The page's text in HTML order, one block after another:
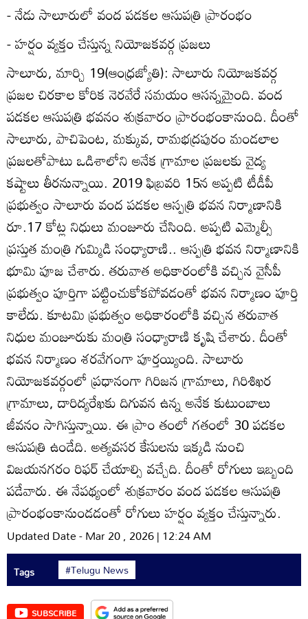
- నేడు సాలూరులో వంద పడకల ఆసుపత్రి ప్రారంభం
- హర్షం వ్యక్తం చేస్తున్న నియోజకవర్గ ప్రజలు
సాలూరు, మార్చి 19(ఆంధ్రజ్యోతి): సాలూరు నియోజకవర్గ
ప్రజల చిరకాల కోరిక నెరవేరే సమయం ఆసన్నమైంది. వంద
పడకల ఆసుపత్రి భవనం శుక్రవారం ప్రారంభంకానుంది. దీంతో
సాలూరు, పాచిపెంట, మక్కువ, రామభద్రపురం మండలాల
ప్రజలతోపాటు ఒడిశాలోని అనేక గ్రామాల ప్రజలకు వైద్య
కష్టాలు తీరనున్నాయి. 2019 ఫిబ్రవరి 15న అప్పటి టీడీపీ
ప్రభుత్వం సాలూరు వంద పడకల ఆస్పత్రి భవన నిర్మాణానికి
రూ.17 కోట్ల నిధులు మంజూరు చేసింది. అప్పటి ఎమ్మెల్సీ
ప్రస్తుత మంత్రి గుమ్మిడి సంధ్యారాణి.. ఆస్పత్రి భవన నిర్మాణానికి
భూమి పూజ చేశారు. తరువాత అధికారంలోకి వచ్చిన వైసీపీ
ప్రభుత్వం పూర్తిగా పట్టించుకోకపోవడంతో భవన నిర్మాణం పూర్తి
కాలేదు. కూటమి ప్రభుత్వం అధికారంలోకి వచ్చిన తరువాత
నిధుల మంజూరుకు మంత్రి సంధ్యారాణి కృషి చేశారు. దీంతో
భవన నిర్మాణం శరవేగంగా పూర్తయ్యింది. సాలూరు
నియోజకవర్గంలో ప్రధానంగా గిరిజన గ్రామాలు, గిరిశిఖర
గ్రామాలు, దారిద్యరేఖకు దిగువన ఉన్న అనేక కుటుంబాలు
జీవనం సాగిస్తున్నాయి. ఈ ప్రాం తంలో గతంలో 30 పడకల
ఆసుపత్రి ఉండేది. అత్యవసర కేసులను ఇక్కడి నుంచి
విజయనగరం రిఫర్‌ చేయాల్సి వచ్చేది. దీంతో రోగులు ఇబ్బంది
పడేవారు. ఈ నేపథ్యంలో శుక్రవారం వంద పడకల ఆసుపత్రి
ప్రారంభంకానుండడంతో రోగులు హర్షం వ్యక్తం చేస్తున్నారు.
Updated Date - Mar 20 , 2026 | 12:24 AM
Tags #Telugu News
SUBSCRIBE